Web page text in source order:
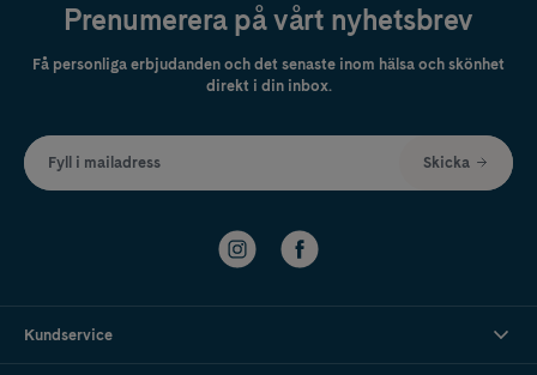
Prenumerera på vårt nyhetsbrev
Få personliga erbjudanden och det senaste inom hälsa och skönhet
direkt i din inbox.
Fyll i mailadress Skicka
Kundservice